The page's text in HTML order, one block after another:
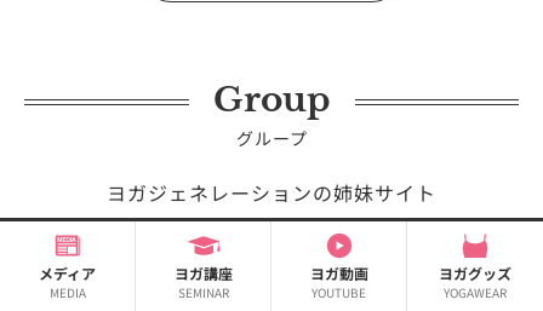
メディア
MEDIA
ヨガ講座
SEMINAR
ヨガ動画
YOUTUBE
ヨガグッズ
YOGAWEAR
Group
グループ
ヨガジェネレーションの姉妹サイト